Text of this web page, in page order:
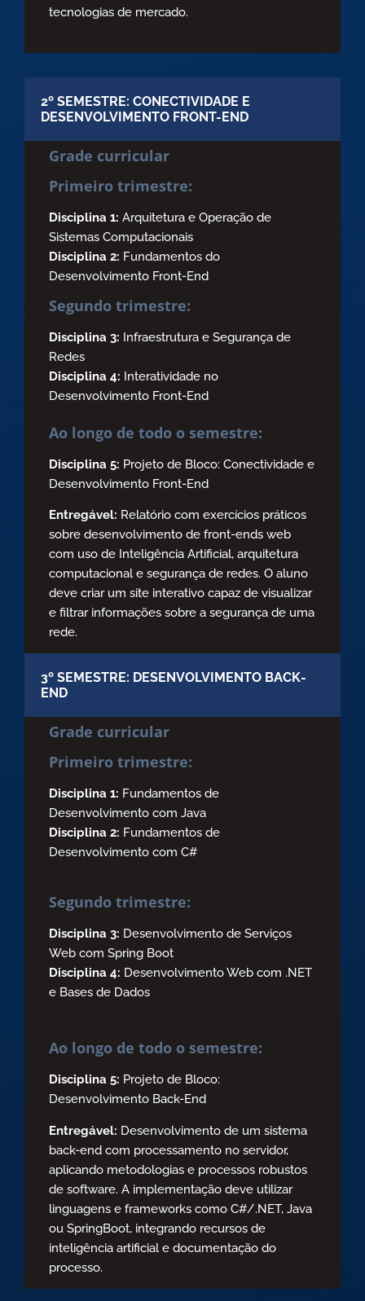
tecnologias de mercado.
2º SEMESTRE: CONECTIVIDADE E
DESENVOLVIMENTO FRONT-END
Grade curricular
Primeiro trimestre:
Disciplina 1: Arquitetura e Operação de
Sistemas Computacionais
Disciplina 2: Fundamentos do
Desenvolvimento Front-End
Segundo trimestre:
Disciplina 3: Infraestrutura e Segurança de
Redes
Disciplina 4: Interatividade no
Desenvolvimento Front-End
Ao longo de todo o semestre:
Disciplina 5: Projeto de Bloco: Conectividade e
Desenvolvimento Front-End
Entregável: Relatório com exercícios práticos
sobre desenvolvimento de front-ends web
com uso de Inteligência Artificial, arquitetura
computacional e segurança de redes. O aluno
deve criar um site interativo capaz de visualizar
e filtrar informações sobre a segurança de uma
rede.
3º SEMESTRE: DESENVOLVIMENTO BACK-
END
Grade curricular
Primeiro trimestre:
Disciplina 1: Fundamentos de
Desenvolvimento com Java
Disciplina 2: Fundamentos de
Desenvolvimento com C#
Segundo trimestre:
Disciplina 3: Desenvolvimento de Serviços
Web com Spring Boot
Disciplina 4: Desenvolvimento Web com .NET
e Bases de Dados
Ao longo de todo o semestre:
Disciplina 5: Projeto de Bloco:
Desenvolvimento Back-End
Entregável: Desenvolvimento de um sistema
back-end com processamento no servidor,
aplicando metodologias e processos robustos
de software. A implementação deve utilizar
linguagens e frameworks como C#/.NET, Java
ou SpringBoot, integrando recursos de
inteligência artificial e documentação do
processo.